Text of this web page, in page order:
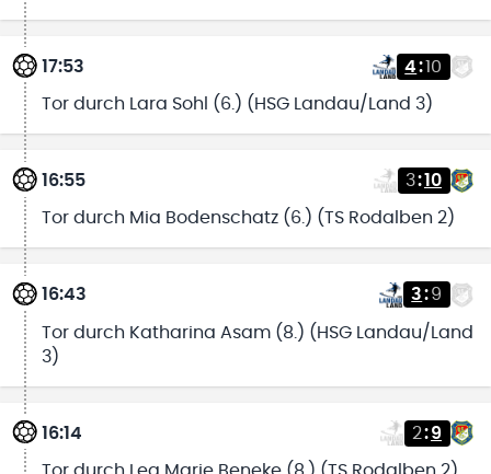
17:53 4:10
Tor durch Lara Sohl (6.) (HSG Landau/Land 3)
16:55 3:10
Tor durch Mia Bodenschatz (6.) (TS Rodalben 2)
16:43 3:9
Tor durch Katharina Asam (8.) (HSG Landau/Land
3)
16:14 2:9